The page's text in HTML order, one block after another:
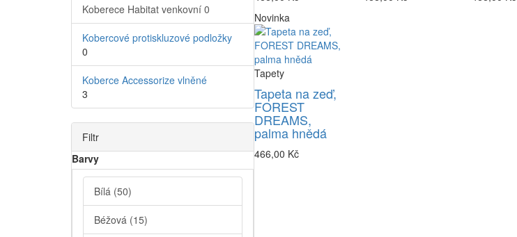
Koberece Habitat venkovní 0
Kobercové protiskluzové podložky
0
Koberce Accessorize vlněné
3
Filtr
Barvy
Bílá (50)
Béžová (15)
Novinka
Tapety
Tapeta na zeď,
FOREST
DREAMS,
palma hnědá
466,00 Kč